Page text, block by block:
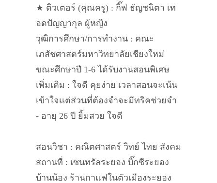
★ ติวเตอร์ (คุณครู) : กิ๊ฟ ธัญชนิตา เท
อดปัญญากุล ผู้หญิง
วุฒิการศึกษา/การทำงาน : คณะ
เภสัชศาสตร์มหาวิทยาลัยเชียงใหม่
ขณะศึกษาปี 1-6 ได้รับงานสอนพิเศษ
เพิ่มเติม : ใจดี คุยง่าย เวลาสอนจะเน้น
เข้าใจเเต่ส่วนที่ต้องจำจะมีทริคช่วยจำ
- อายุ 26 ปี ยิ้มสวย ใจดี
สอนวิชา : คณิตศาสตร์ วิทย์ ไทย สังคม
สถานที่ : เซนทรัลระยอง บิ๊กซีระยอง
บ้านน้อง ร้านกาแฟในตัวเมืองระยอง